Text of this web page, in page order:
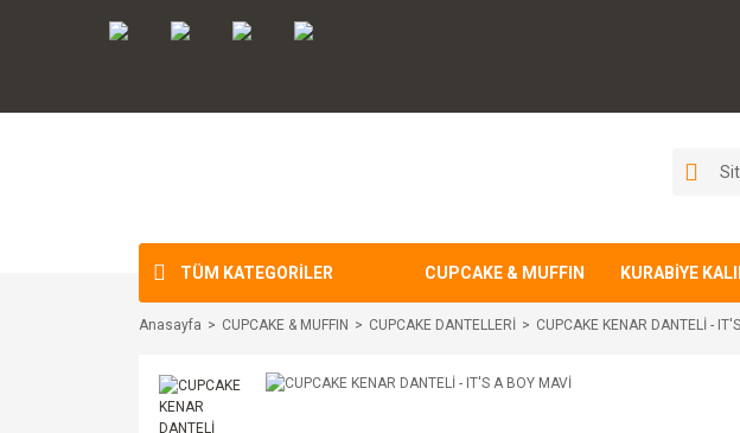
TÜM KATEGORİLER CUPCAKE & MUFFIN KURABİYE
Anasayfa CUPCAKE & MUFFIN CUPCAKE DANTELLERİ CUPCAKE KENAR DANTELİ -